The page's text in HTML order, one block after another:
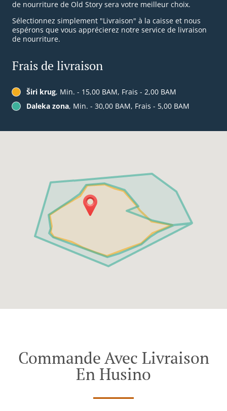
de nourriture de Old Story sera votre meilleur choix.
Sélectionnez simplement "Livraison" à la caisse et nous
espérons que vous apprécierez notre service de livraison
de nourriture.
Frais de livraison
Širi krug, Min. - 15,00 BAM, Frais - 2,00 BAM
Daleka zona, Min. - 30,00 BAM, Frais - 5,00 BAM
Commande Avec Livraison
En Husino